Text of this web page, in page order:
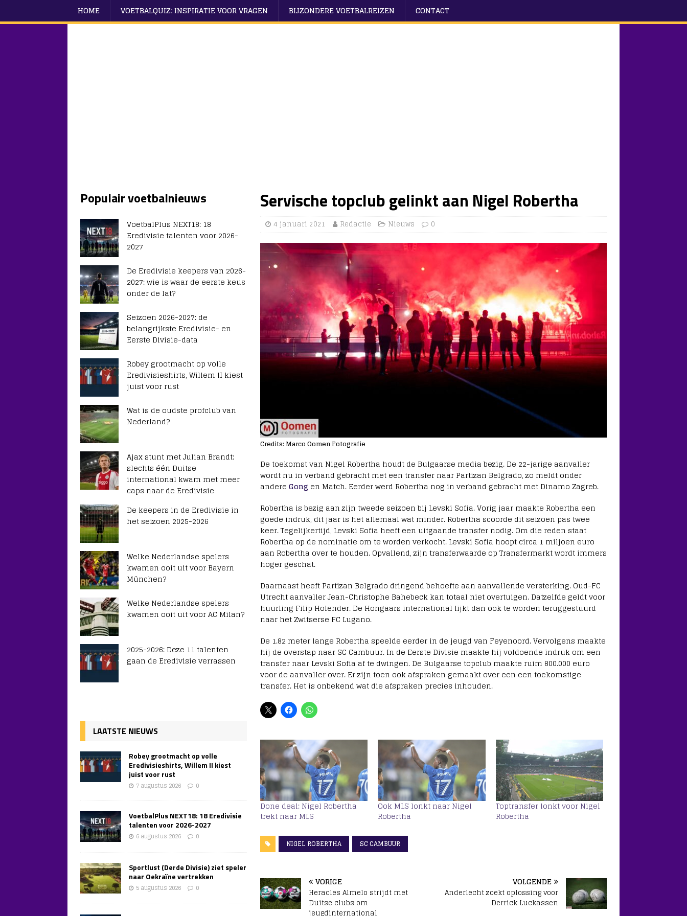
HOME VOETBALQUIZ: INSPIRATIE VOOR VRAGEN BIJZONDERE VOETBALREIZEN CONTACT
Servische topclub gelinkt aan Nigel Robertha
4 januari 2021 Redactie Nieuws 0
Credits: Marco Oomen Fotografie
De toekomst van Nigel Robertha houdt de Bulgaarse media bezig. De 22-jarige aanvaller
wordt nu in verband gebracht met een transfer naar Partizan Belgrado, zo meldt onder
andere Gong en Match. Eerder werd Robertha nog in verband gebracht met Dinamo Zagreb.
Robertha is bezig aan zijn tweede seizoen bij Levski Sofia. Vorig jaar maakte Robertha een
goede indruk, dit jaar is het allemaal wat minder. Robertha scoorde dit seizoen pas twee
keer. Tegelijkertijd, Levski Sofia heeft een uitgaande transfer nodig. Om die reden staat
Robertha op de nominatie om te worden verkocht. Levski Sofia hoopt circa 1 miljoen euro
aan Robertha over te houden. Opvallend, zijn transferwaarde op Transfermarkt wordt immers
hoger geschat.
Daarnaast heeft Partizan Belgrado dringend behoefte aan aanvallende versterking. Oud-FC
Utrecht aanvaller Jean-Christophe Bahebeck kan totaal niet overtuigen. Datzelfde geldt voor
huurling Filip Holender. De Hongaars international lijkt dan ook te worden teruggestuurd
naar het Zwitserse FC Lugano.
De 1.82 meter lange Robertha speelde eerder in de jeugd van Feyenoord. Vervolgens maakte
hij de overstap naar SC Cambuur. In de Eerste Divisie maakte hij voldoende indruk om een
transfer naar Levski Sofia af te dwingen. De Bulgaarse topclub maakte ruim 800.000 euro
voor de aanvaller over. Er zijn toen ook afspraken gemaakt over een een toekomstige
transfer. Het is onbekend wat die afspraken precies inhouden.
Done deal: Nigel Robertha
trekt naar MLS
Ook MLS lonkt naar Nigel
Robertha
Toptransfer lonkt voor Nigel
Robertha
NIGEL ROBERTHA SC CAMBUUR
VORIGE
Heracles Almelo strijdt met
Duitse clubs om
jeugdinternational
VOLGENDE
Anderlecht zoekt oplossing voor
Derrick Luckassen
Populair voetbalnieuws
VoetbalPlus NEXT18: 18
Eredivisie talenten voor 2026-
2027
De Eredivisie keepers van 2026-
2027: wie is waar de eerste keus
onder de lat?
Seizoen 2026-2027: de
belangrijkste Eredivisie- en
Eerste Divisie-data
Robey grootmacht op volle
Eredivisieshirts, Willem II kiest
juist voor rust
Wat is de oudste profclub van
Nederland?
Ajax stunt met Julian Brandt:
slechts één Duitse
international kwam met meer
caps naar de Eredivisie
De keepers in de Eredivisie in
het seizoen 2025-2026
Welke Nederlandse spelers
kwamen ooit uit voor Bayern
München?
Welke Nederlandse spelers
kwamen ooit uit voor AC Milan?
2025-2026: Deze 11 talenten
gaan de Eredivisie verrassen
LAATSTE NIEUWS
Robey grootmacht op volle
Eredivisieshirts, Willem II kiest
juist voor rust
7 augustus 2026 0
VoetbalPlus NEXT18: 18 Eredivisie
talenten voor 2026-2027
6 augustus 2026 0
Sportlust (Derde Divisie) ziet speler
naar Oekraïne vertrekken
5 augustus 2026 0